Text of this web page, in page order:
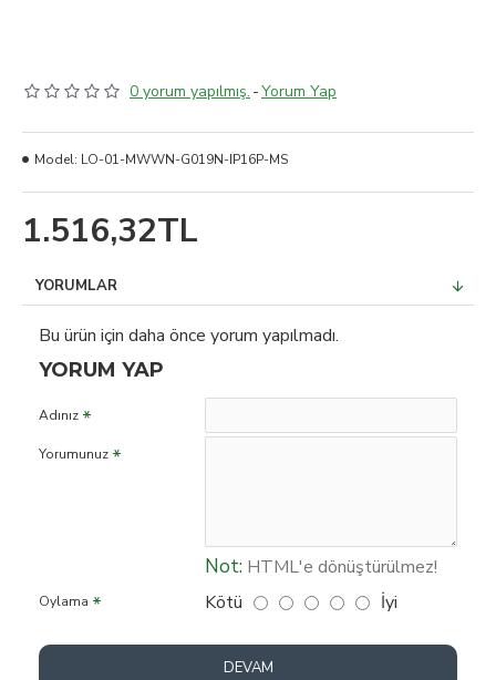
0 yorum yapılmış. -Yorum Yap
1.516,32TL
Model: LO-01-MWWN-G019N-IP16P-MS
YORUMLAR
Bu ürün için daha önce yorum yapılmadı.
YORUM YAP
Adınız
Yorumunuz
Not: HTML'e dönüştürülmez!
Oylama Kötü İyi
DEVAM